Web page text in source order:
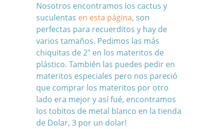
Nosotros encontramos los cactus y
suculentas en esta página, son
perfectas para recuerditos y hay de
varios tamaños. Pedimos las más
chiquitas de 2″ en los materitos de
plástico. También las puedes pedir en
materitos especiales pero nos pareció
que comprar los materitos por otro
lado era mejor y así fué, encontramos
los tobitos de metal blanco en la tienda
de Dolar, 3 por un dolar!